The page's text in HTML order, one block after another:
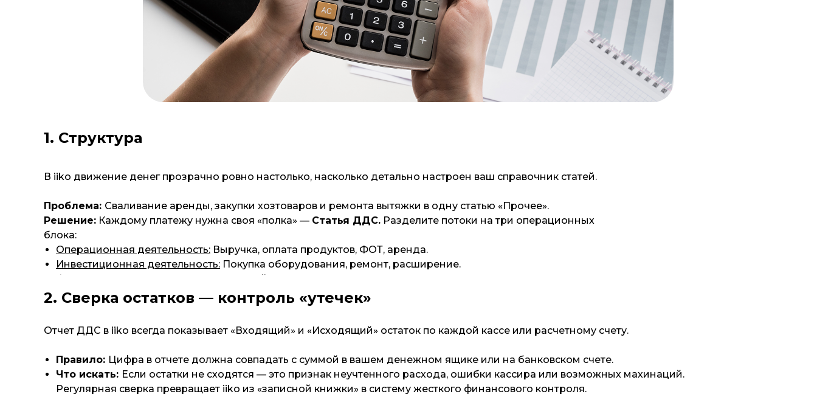
1. Структура
В iiko движение денег прозрачно ровно настолько, насколько детально настроен ваш справочник статей.
Проблема: Сваливание аренды, закупки хозтоваров и ремонта вытяжки в одну статью «Прочее».
Решение: Каждому платежу нужна своя «полка» — Статья ДДС. Разделите потоки на три операционных
блока:
Операционная деятельность: Выручка, оплата продуктов, ФОТ, аренда.
Инвестиционная деятельность: Покупка оборудования, ремонт, расширение.
Финансовая деятельность:
Кредиты, займы, дивиденды.
2. Сверка остатков — контроль «утечек»
Отчет ДДС в iiko всегда показывает «Входящий» и «Исходящий» остаток по каждой кассе или расчетному счету.
Правило: Цифра в отчете должна совпадать с суммой в вашем денежном ящике или на банковском счете.
Что искать: Если остатки не сходятся — это признак неучтенного расхода, ошибки кассира или возможных махинаций.
Регулярная сверка превращает iiko из «записной книжки» в систему жесткого финансового контроля.